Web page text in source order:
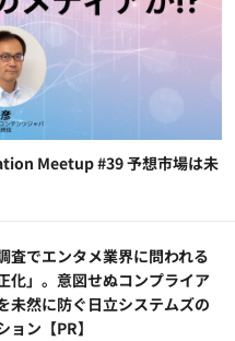
Meetup #39 予想市場は未
査でエンタメ業界に問われる
化」。意図せぬコンプライア
未然に防ぐ日立システムズの
ョン​【PR】